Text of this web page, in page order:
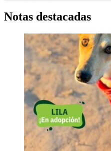
Notas destacadas